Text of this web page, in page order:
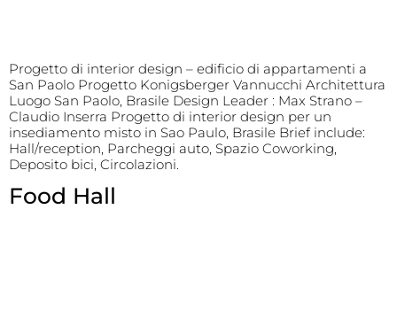
Progetto di interior design – edificio di appartamenti a
San Paolo Progetto Konigsberger Vannucchi Architettura
Luogo San Paolo, Brasile Design Leader : Max Strano –
Claudio Inserra Progetto di interior design per un
insediamento misto in Sao Paulo, Brasile Brief include:
Hall/reception, Parcheggi auto, Spazio Coworking,
Deposito bici, Circolazioni.
Food Hall